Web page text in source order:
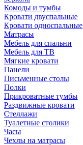
Комоды и тумбы
Кровати двуспальные
Кровати односпальные
Матрасы
Мебель для спальни
Мебель для ТВ
Мягкие кровати
Панели
Письменные столы
Полки
Прикроватные тумбы
Раздвижные кровати
Стеллажи
Туалетные столики
Часы
Чехлы на матрасы